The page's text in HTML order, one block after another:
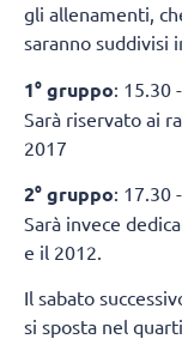
gli allenamenti,
saranno suddivisi
1° gruppo: 15.30
Sarà riservato ai
2017
2° gruppo: 17.30
Sarà invece
e il 2012.
Il sabato
si sposta nel